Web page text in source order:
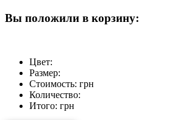
Вы положили в корзину:
Цвет:
Размер:
Стоимость: грн
Количество:
Итого: грн